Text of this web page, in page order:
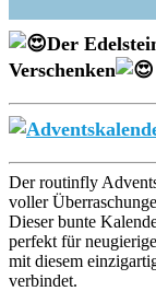
Der
Verschenken
Der routinfly
voller
Dieser bunte
perfekt für
mit diesem
verbindet.